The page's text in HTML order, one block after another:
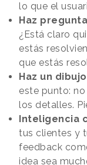
lo que el
Haz
¿Está claro
estás
que estás
Haz un
este punto:
los detalles.
Inteligencia
tus clientes y
feedback
idea sea